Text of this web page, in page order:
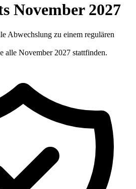
November 2027
Abwechslung zu einem regulären
alle November 2027 stattfinden.